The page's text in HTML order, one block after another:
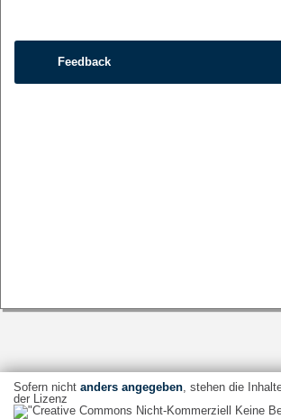
Feedback
Sofern nicht anders angegeben, stehen die
der Lizenz